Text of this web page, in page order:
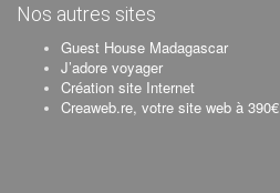
Nos autres sites
Guest House Madagascar
J’adore voyager
Création site Internet
Creaweb.re, votre site web à 390€